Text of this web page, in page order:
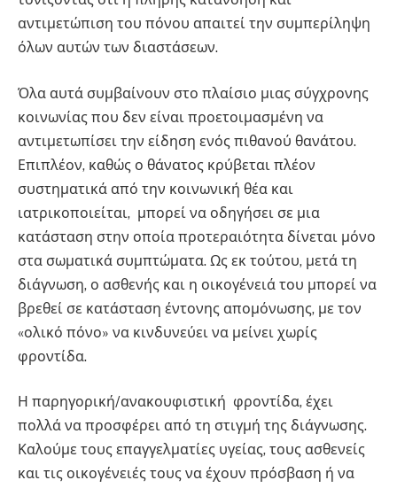
αντιμετώπιση του πόνου απαιτεί την συμπερίληψη
όλων αυτών των διαστάσεων.
Όλα αυτά συμβαίνουν στο πλαίσιο μιας σύγχρονης
κοινωνίας που δεν είναι προετοιμασμένη να
αντιμετωπίσει την είδηση ενός πιθανού θανάτου.
Επιπλέον, καθώς ο θάνατος κρύβεται πλέον
συστηματικά από την κοινωνική θέα και
ιατρικοποιείται, μπορεί να οδηγήσει σε μια
κατάσταση στην οποία προτεραιότητα δίνεται μόνο
στα σωματικά συμπτώματα. Ως εκ τούτου, μετά τη
διάγνωση, ο ασθενής και η οικογένειά του μπορεί να
βρεθεί σε κατάσταση έντονης απομόνωσης, με τον
«ολικό πόνο» να κινδυνεύει να μείνει χωρίς
φροντίδα.
Η παρηγορική/ανακουφιστική φροντίδα, έχει
πολλά να προσφέρει από τη στιγμή της διάγνωσης.
Καλούμε τους επαγγελματίες υγείας, τους ασθενείς
και τις οικογένειές τους να έχουν πρόσβαση ή να